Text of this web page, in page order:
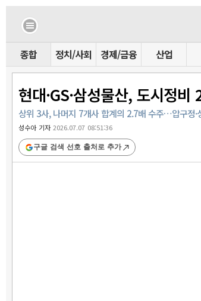
종합 정치/사회 경제/금융 산업
현대·GS·삼성물산, 도시정
상위 3사, 나머지 7개사 합계의 2.7배 수주…압구정·
성수아 기자2026.07.07 08:51:36
구글 검색 선호 출처로 추가